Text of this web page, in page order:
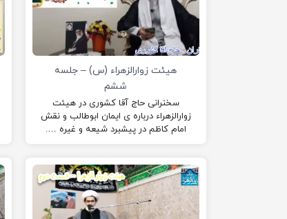
هیئت زوارالزهراء (س) – جلسه
ششم
سخنرانی حاج آقا کشوری در هیئت
زوارالزهراء درباره ی ایمان ابوطالب و نقش
امام کاظم در پیشبرد شیعه و غیره ….